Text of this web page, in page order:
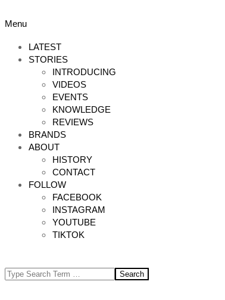
to
Primary
Menu
Menu
LATEST
STORIES
INTRODUCING
VIDEOS
EVENTS
KNOWLEDGE
REVIEWS
BRANDS
ABOUT
HISTORY
CONTACT
FOLLOW
FACEBOOK
INSTAGRAM
YOUTUBE
TIKTOK
Search